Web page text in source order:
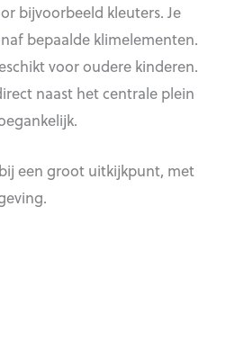
bijvoorbeeld kleuters. Je
bepaalde klimelementen.
voor oudere kinderen.
naast het centrale plein
een groot uitkijkpunt, met